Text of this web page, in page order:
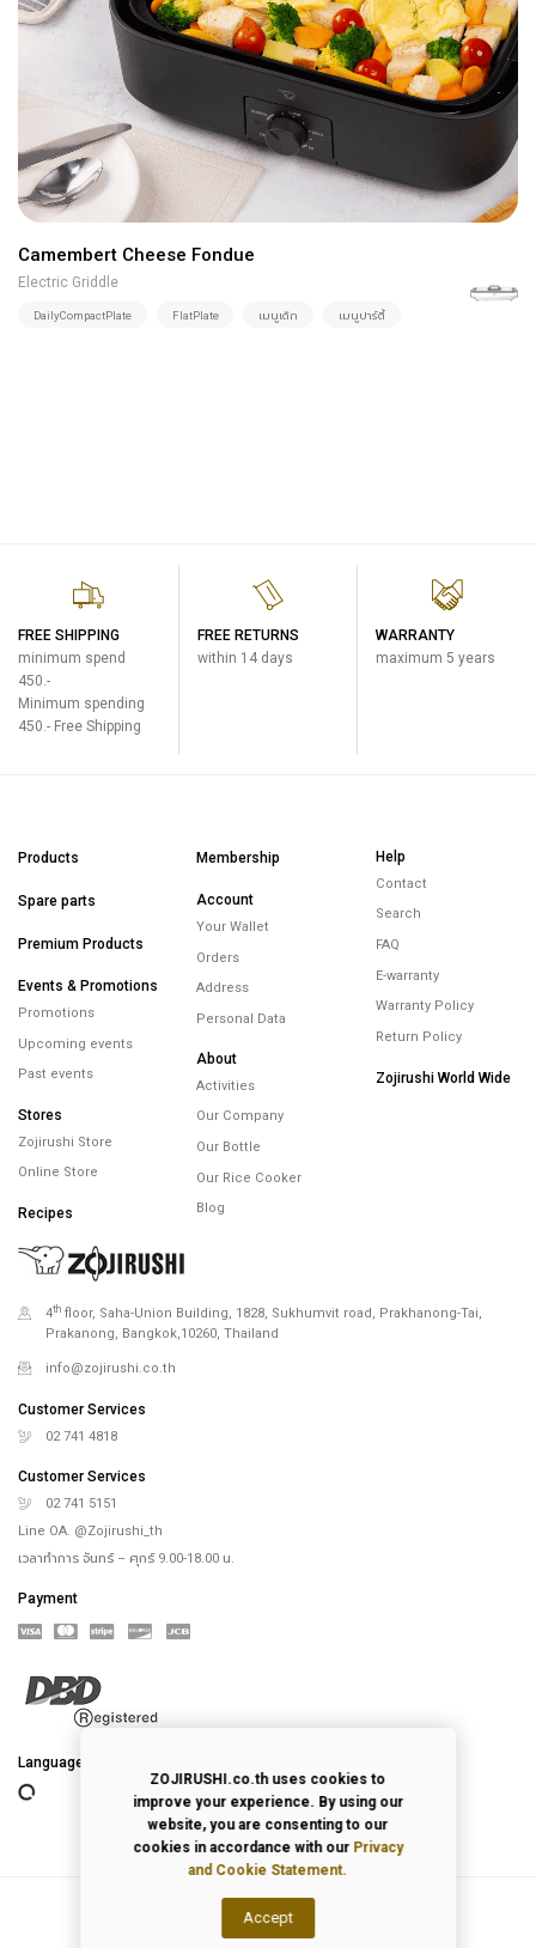
Camembert Cheese Fondue
Electric Griddle
DailyCompactPlate FlatPlate เมนูเด็ก เมนูปาร์ตี้
FREE SHIPPING
minimum spend
450.-
Minimum spending
450.- Free Shipping
FREE RETURNS
within 14 days
WARRANTY
maximum 5 years
Products
Spare parts
Premium Products
Events & Promotions
Promotions
Upcoming events
Past events
Stores
Zojirushi Store
Online Store
Recipes
Membership
Account
Your Wallet
Orders
Address
Personal Data
About
Activities
Our Company
Our Bottle
Our Rice Cooker
Blog
Help
Contact
Search
FAQ
E-warranty
Warranty Policy
Return Policy
Zojirushi World Wide
4th floor, Saha-Union Building, 1828, Sukhumvit road, Prakhanong-Tai,
Prakanong, Bangkok,10260, Thailand
info@zojirushi.co.th
Customer Services
02 741 4818
Customer Services
02 741 5151
Line OA. @Zojirushi_th
เวลาทำการ จันทร์ – ศุกร์ 9.00-18.00 น.
Payment
Language
© All Rights Reserved.
ZOJIRUSHI.co.th uses cookies to
improve your experience. By using our
website, you are consenting to our
cookies in accordance with our Privacy
and Cookie Statement.
Accept